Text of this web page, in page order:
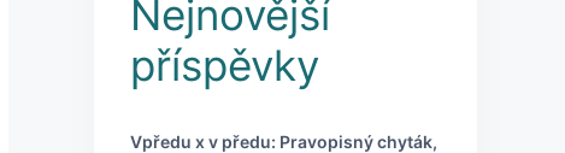
Nejnovější
příspěvky
Vpředu x v předu: Pravopisný chyták,